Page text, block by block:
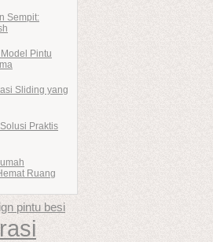
Sempit:
Pintu
Sliding yang
Praktis
Ruang
pintu besi